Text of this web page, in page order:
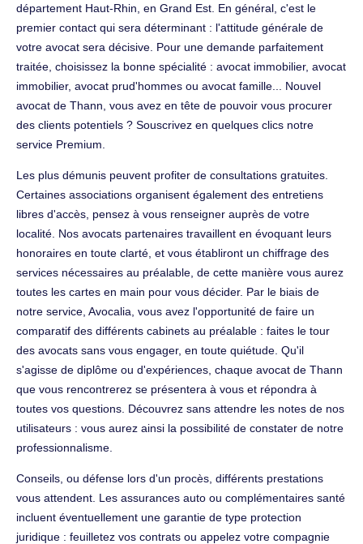
département Haut-Rhin, en Grand Est. En général, c'est le
premier contact qui sera déterminant : l'attitude générale de
votre avocat sera décisive. Pour une demande parfaitement
traitée, choisissez la bonne spécialité : avocat immobilier, avocat
immobilier, avocat prud'hommes ou avocat famille... Nouvel
avocat de Thann, vous avez en tête de pouvoir vous procurer
des clients potentiels ? Souscrivez en quelques clics notre
service Premium.
Les plus démunis peuvent profiter de consultations gratuites.
Certaines associations organisent également des entretiens
libres d'accès, pensez à vous renseigner auprès de votre
localité. Nos avocats partenaires travaillent en évoquant leurs
honoraires en toute clarté, et vous établiront un chiffrage des
services nécessaires au préalable, de cette manière vous aurez
toutes les cartes en main pour vous décider. Par le biais de
notre service, Avocalia, vous avez l'opportunité de faire un
comparatif des différents cabinets au préalable : faites le tour
des avocats sans vous engager, en toute quiétude. Qu'il
s'agisse de diplôme ou d'expériences, chaque avocat de Thann
que vous rencontrerez se présentera à vous et répondra à
toutes vos questions. Découvrez sans attendre les notes de nos
utilisateurs : vous aurez ainsi la possibilité de constater de notre
professionnalisme.
Conseils, ou défense lors d'un procès, différents prestations
vous attendent. Les assurances auto ou complémentaires santé
incluent éventuellement une garantie de type protection
juridique : feuilletez vos contrats ou appelez votre compagnie